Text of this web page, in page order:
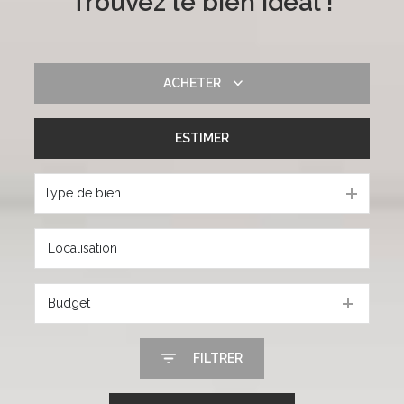
ACHETER
ESTIMER
Type de bien
Budget
FILTRER